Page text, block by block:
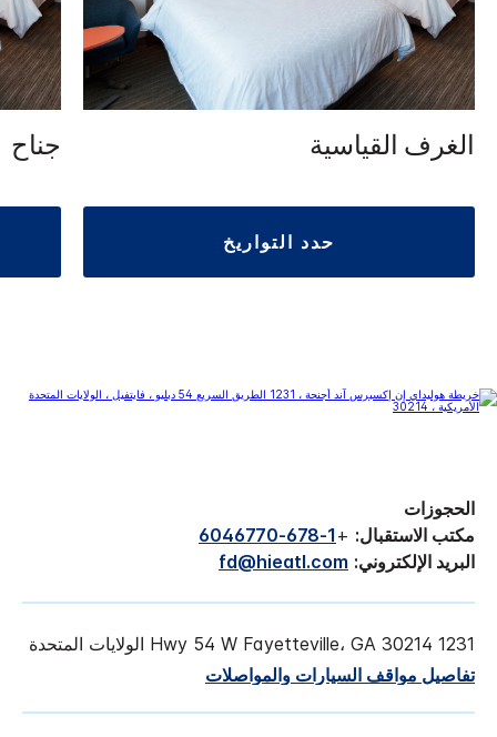
الغرف القياسية
حدد التواريخ
جناح
الحجوزات
مكتب الاستقبال: +
1-678-6046770
البريد الإلكتروني: fd@hieatl.com
1231 Hwy 54 W Fayetteville، GA 30214 الولايات المتحدة
تفاصيل مواقف السيارات والمواصلات